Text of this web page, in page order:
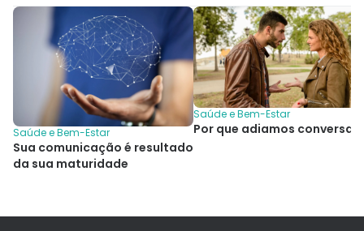
Saúde e Bem-Estar
Sua comunicação é resultado
da sua maturidade
Saúde e Bem-Estar
Por que adiamos